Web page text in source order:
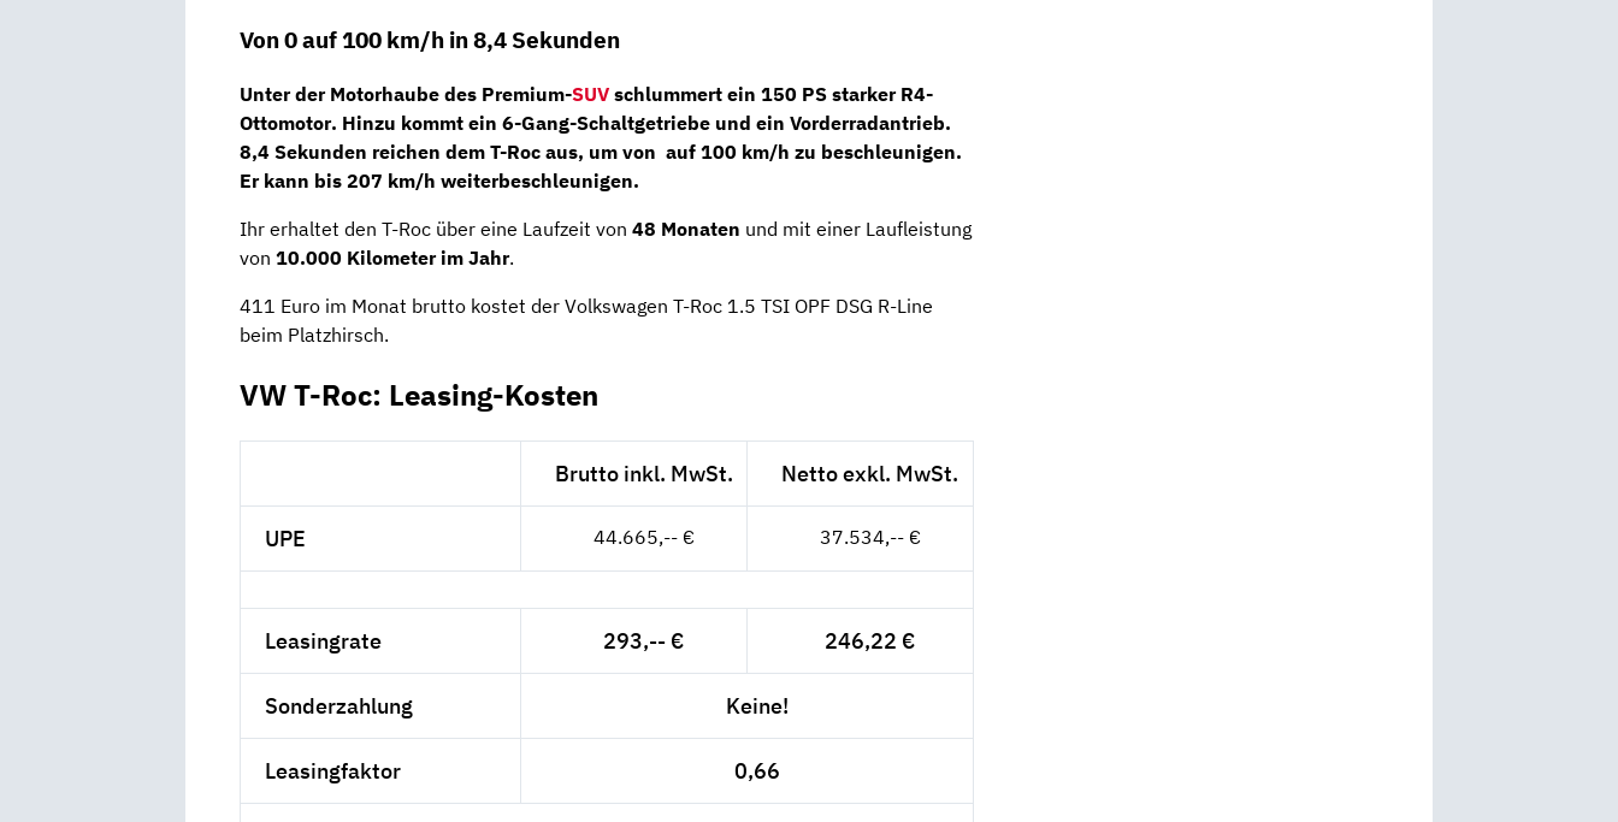
Von 0 auf 100 km/h in 8,4 Sekunden
Unter der Motorhaube des Premium-SUV schlummert ein 150 PS starker R4-
Ottomotor. Hinzu kommt ein 6-Gang-Schaltgetriebe und ein Vorderradantrieb.
8,4 Sekunden reichen dem T-Roc aus, um von auf 100 km/h zu beschleunigen.
Er kann bis 207 km/h weiterbeschleunigen.
Ihr erhaltet den T-Roc über eine Laufzeit von 48 Monaten und mit einer Laufleistung
von 10.000 Kilometer im Jahr.
411 Euro im Monat brutto kostet der Volkswagen T-Roc 1.5 TSI OPF DSG R-Line
beim Platzhirsch.
VW T-Roc: Leasing-Kosten
Brutto inkl. MwSt. Netto exkl. MwSt.
UPE 44.665,-- € 37.534,-- €
Leasingrate 293,-- € 246,22 €
Sonderzahlung Keine!
Leasingfaktor 0,66